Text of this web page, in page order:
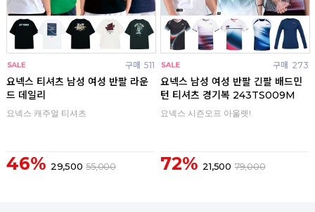
구매 511
요넥스 티셔츠 남성 여성 반팔 라운
드 데일리
요넥스 캐주얼 티셔츠
46% 29,500 55,000
구매 273
요넥스 남성 여성 반팔 긴팔 배드민
턴 티셔츠 경기복 243TS009M
요넥스 시즌오프 아울렛!
72% 21,500 79,000